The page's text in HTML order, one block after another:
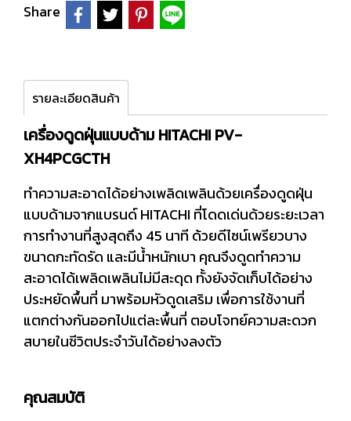
Share
รายละเอียดสินค้า
เครื่องดูดฝุ่นแบบด้าม HITACHI PV-
XH4PCGCTH
ทำความสะอาดได้อย่างเพลิดเพลินด้วยเครื่องดูดฝุ่น
แบบด้ามจากแบรนด์ HITACHI ที่โดดเด่นด้วยระยะเวลา
การทำงานที่สูงสุดถึง 45 นาที ด้วยดีไซน์เพรียวบาง
ขนาดกะทัดรัด และมีน้ำหนักเบา คุณจึงดูดทำความ
สะอาดได้เพลิดเพลินไม่มีสะดุด ทั้งยังจัดเก็บได้อย่าง
ประหยัดพื้นที่ มาพร้อมหัวดูดเสริม เพื่อการใช้งานที่
แตกต่างกันออกไปแต่ละพื้นที่ ตอบโจทย์ความสะดวก
สบายในชีวิตประจำวันได้อย่างลงตัว
คุณสมบัติ